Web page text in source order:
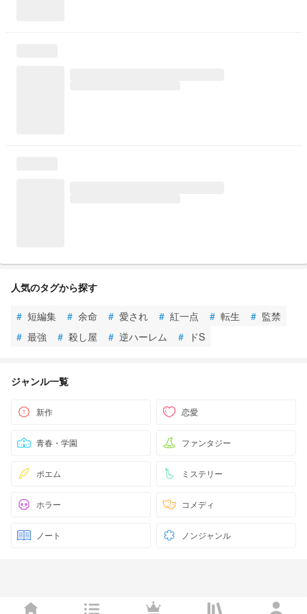
人気のタグから探す
# 短編集 # 余命 # 愛され # 紅一点 # 転生 # 監禁
# 最強 # 殺し屋 # 逆ハーレム # ドS
ジャンル一覧
新作 恋愛
青春・学園 ファンタジー
ポエム ミステリー
ホラー コメディ
ノート ノンジャンル